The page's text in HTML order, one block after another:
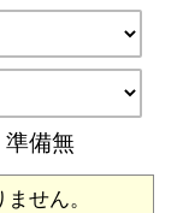
準備無
せん。